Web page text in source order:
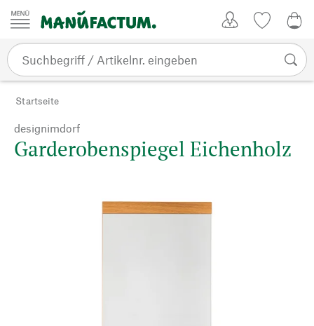
Zum Inhalt springen
Startseite
designimdorf
Garderobenspiegel Eichenholz